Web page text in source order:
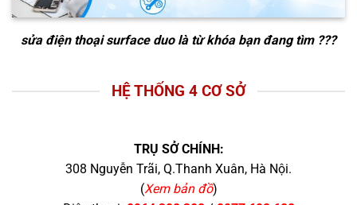
sửa điện thoại surface duolà từ khóa bạn đang tìm ???
HỆ THỐNG 4 CƠ SỞ
TRỤ SỞ CHÍNH:
308 Nguyễn Trãi, Q.Thanh Xuân, Hà Nội.
(Xem bản đồ)